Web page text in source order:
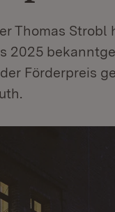
Thomas Strobl
2025
Förderpreis